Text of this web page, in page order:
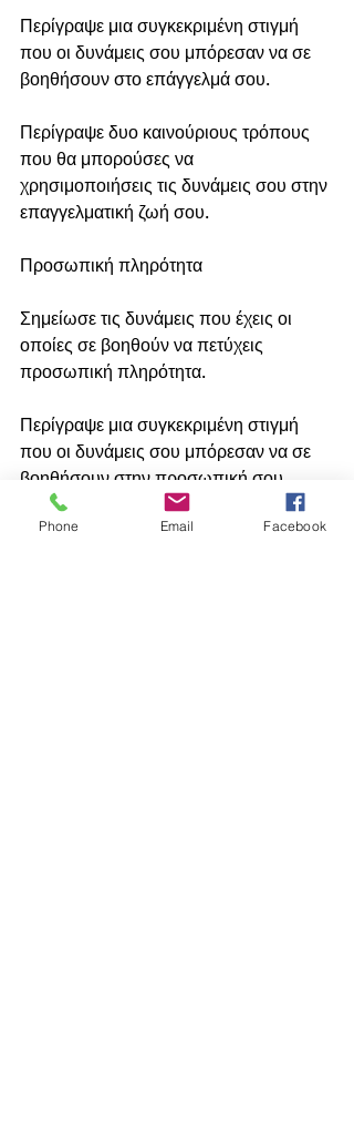
Περίγραψε μια συγκεκριμένη στιγμή
που οι δυνάμεις σου μπόρεσαν να σε
βοηθήσουν στο επάγγελμά σου.
Περίγραψε δυο καινούριους τρόπους
που θα μπορούσες να
χρησιμοποιήσεις τις δυνάμεις σου στην
επαγγελματική ζωή σου.
Προσωπική πληρότητα
Σημείωσε τις δυνάμεις που έχεις οι
οποίες σε βοηθούν να πετύχεις
προσωπική πληρότητα.
Περίγραψε μια συγκεκριμένη στιγμή
που οι δυνάμεις σου μπόρεσαν να σε
βοηθήσουν στην προσωπική σου
πληρότητα.
Phone Email Facebook